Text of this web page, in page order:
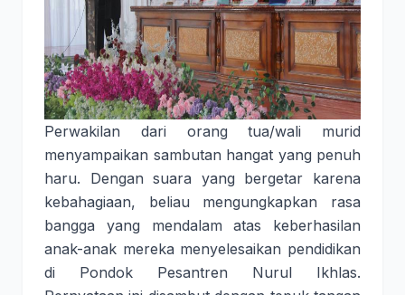
Perwakilan dari orang tua/wali murid
menyampaikan sambutan hangat yang penuh
haru. Dengan suara yang bergetar karena
kebahagiaan, beliau mengungkapkan rasa
bangga yang mendalam atas keberhasilan
anak-anak mereka menyelesaikan pendidikan
di Pondok Pesantren Nurul Ikhlas.